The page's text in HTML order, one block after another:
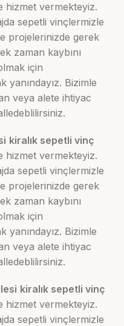
hizmet vermekteyiz.
sepetli vinçlermizle
projelerinizde gerek
zaman kaybını
için
yanındayız. Bizimle
veya alete ihtiyac
kiralık sepetli vinç
hizmet vermekteyiz.
sepetli vinçlermizle
projelerinizde gerek
zaman kaybını
için
yanındayız. Bizimle
veya alete ihtiyac
kiralık sepetli vinç
hizmet vermekteyiz.
sepetli vinçlermizle